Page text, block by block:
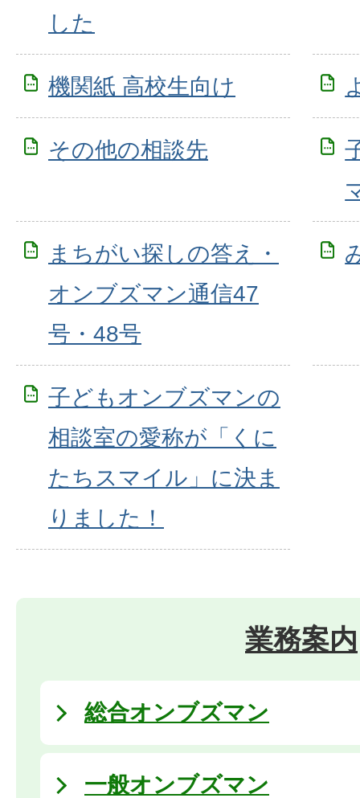
した
機関紙 高校生向け
その他の相談先
まちがい探しの答え・
オンブズマン通信47
号・48号
子どもオンブズマンの
相談室の愛称が「くに
たちスマイル」に決ま
りました！
業務案内
総合オンブズマン
一般オンブズマン